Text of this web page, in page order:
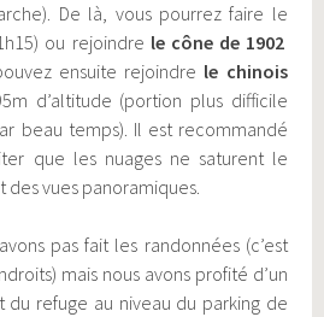
De là, vous pourrez faire le
ou rejoindre le cône de 1902
ensuite rejoindre le chinois
d’altitude (portion plus difficile
beau temps). Il est recommandé
que les nuages ne saturent le
vues panoramiques.
pas fait les randonnées (c’est
mais nous avons profité d’un
du refuge au niveau du parking de